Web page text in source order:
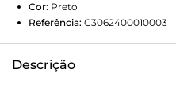
Cor: Preto
Referência: C3062400010003
Descrição